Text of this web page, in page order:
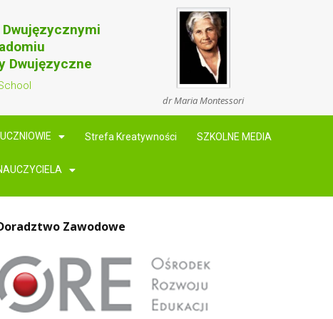
Dwujęzycznymi
Dwujęzyczne
dr Maria Montessori
UCZNIOWIE Strefa Kreatywności SZKOLNE MEDIA
Zawodowe